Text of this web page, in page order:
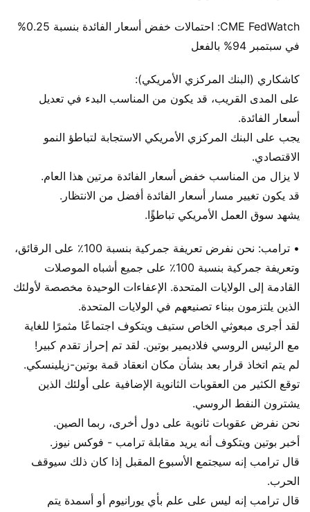
CME FedWatch: احتمالات خفض أسعار الفائدة بنسبة 0.25%
في سبتمبر 94% بالفعل
كاشكاري (البنك المركزي الأمريكي):
على المدى القريب، قد يكون من المناسب البدء في تعديل
أسعار الفائدة.
يجب على البنك المركزي الأمريكي الاستجابة لتباطؤ النمو
الاقتصادي.
لا يزال من المناسب خفض أسعار الفائدة مرتين هذا العام.
قد يكون تغيير مسار أسعار الفائدة أفضل من الانتظار.
يشهد سوق العمل الأمريكي تباطؤًا.
• ترامب: نحن نفرض تعريفة جمركية بنسبة 100٪ على الرقائق،
وتعريفة جمركية بنسبة 100٪ على جميع أشباه الموصلات
القادمة إلى الولايات المتحدة. الإعفاءات الوحيدة مخصصة لأولئك
الذين يلتزمون ببناء تصنيعهم في الولايات المتحدة.
لقد أجرى مبعوثي الخاص ستيف ويتكوف اجتماعًا مثمرًا للغاية
مع الرئيس الروسي فلاديمير بوتين. لقد تم إحراز تقدم كبير!
لم يتم اتخاذ قرار بعد بشأن مكان انعقاد قمة بوتين-زيلينسكي.
توقع الكثير من العقوبات الثانوية الإضافية على أولئك الذين
يشترون النفط الروسي.
نحن نفرض عقوبات ثانوية على دول أخرى، ربما الصين.
أخبر بوتين ويتكوف أنه يريد مقابلة ترامب - فوكس نيوز.
قال ترامب إنه سيجتمع الأسبوع المقبل إذا كان ذلك سيوقف
الحرب.
قال ترامب إنه ليس على علم بأي يورانيوم أو أسمدة يتم